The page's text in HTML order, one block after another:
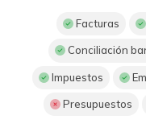
Facturas
Conciliación
Impuestos
Presupuestos